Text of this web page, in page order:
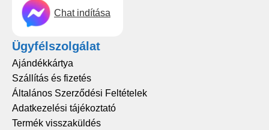
Chat indítása
Ügyfélszolgálat
Ajándékkártya
Szállítás és fizetés
Általános Szerződési Feltételek
Adatkezelési tájékoztató
Termék visszaküldés